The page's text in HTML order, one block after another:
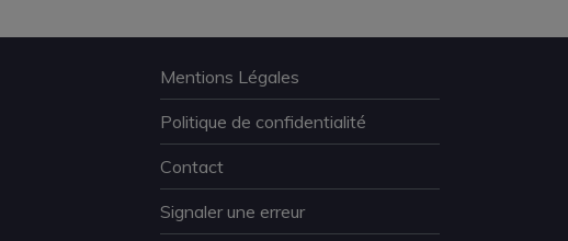
Mentions Légales
Politique de confidentialité
Contact
Signaler une erreur